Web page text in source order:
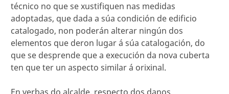
técnico no que se xustifiquen nas medidas
adoptadas, que dada a súa condición de edificio
catalogado, non poderán alterar ningún dos
elementos que deron lugar á súa catalogación, do
que se desprende que a execución da nova cuberta
ten que ter un aspecto similar á orixinal.